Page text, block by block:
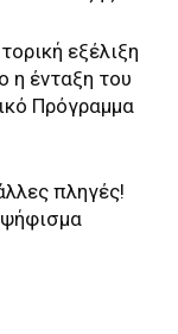
εξέλιξη
η ένταξη του
Πρόγραμμα
πληγές!
ψήφισμα